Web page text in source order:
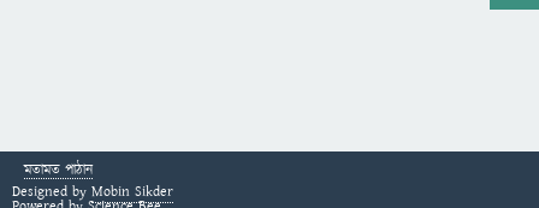
মতামত পাঠান
Designed by Mobin Sikder